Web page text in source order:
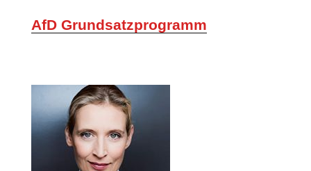
AfD Grundsatzprogramm